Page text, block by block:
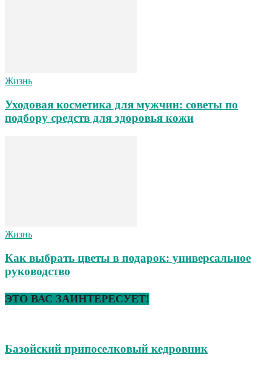
Жизнь
Уходовая косметика для мужчин: советы по
подбору средств для здоровья кожи
Жизнь
Как выбрать цветы в подарок: универсальное
руководство
ЭТО ВАС ЗАИНТЕРЕСУЕТ!
Базойский припоселковый кедровник